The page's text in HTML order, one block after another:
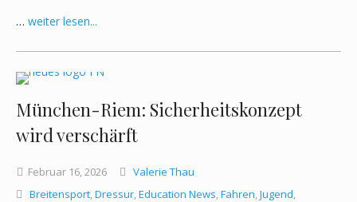
… weiter lesen...
München-Riem: Sicherheitskonzept
wird verschärft
Februar 16,2026
Valerie Thau
Breitensport,Dressur,Education News,Fahren,Jugend,